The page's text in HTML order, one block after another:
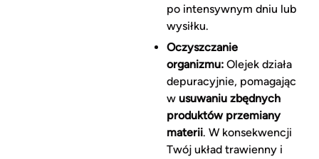
po intensywnym dniu lub
wysiłku.
Oczyszczanie
organizmu:Olejek działa
depuracyjnie, pomagając
w usuwaniu zbędnych
produktów przemiany
materii. W konsekwencji
Twój układ trawienny i